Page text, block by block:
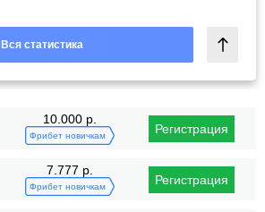
Вся статистика
10.000 р.
Фрибет новичкам Регистрация
7.777 р.
Фрибет новичкам Регистрация